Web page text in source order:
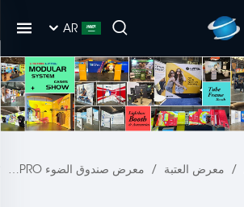
AR
/ معرض العتبة / معرض صندوق الضوء SEGPRO